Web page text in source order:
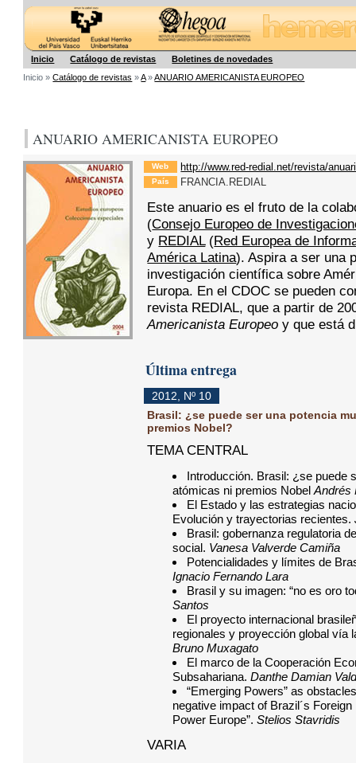
Inicio Catálogo de revistas
Boletines de novedades
Inicio »Catálogo de revistas »A»ANUARIO AMERICANISTA EUROPEO
ANUARIO AMERICANISTA EUROPEO
Web http://www.red-redial.net/revista/
País FRANCIA.REDIAL
Este anuario es el fruto de la
(Consejo Europeo de
y REDIAL(Red Europea de
América Latina). Aspira a ser una
investigación científica sobre
Europa. En el CDOC se pueden
revista REDIAL, que a partir de
Americanista Europeo y que está
Última entrega
2012
Nº 10
Brasil: ¿se puede ser una potencia
premios Nobel?
TEMA CENTRAL
Introducción. Brasil: ¿se puede
atómicas ni premios NobelAndrés
El Estado y las estrategias
Evolución y trayectorias recientes.
Brasil: gobernanza regulatoria
social. Vanesa Valverde Camiña
Potencialidades y límites de
Ignacio Fernando Lara
Brasil y su imagen: “no es oro
Santos
El proyecto internacional
regionales y proyección global vía
Bruno Muxagato
El marco de la Cooperación
Subsahariana.Danthe Damian
“Emerging Powers” as
negative impact of Brazil´s
Power Europe”.Stelios Stavridis
VARIA